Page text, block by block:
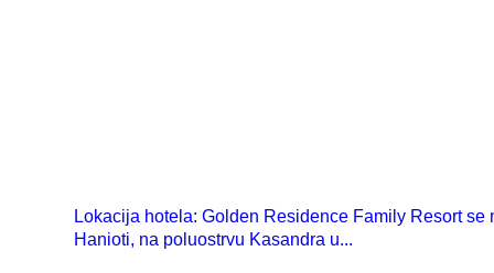
Lokacija hotela: Golden Residence Family Resort
Hanioti, na poluostrvu Kasandra u...